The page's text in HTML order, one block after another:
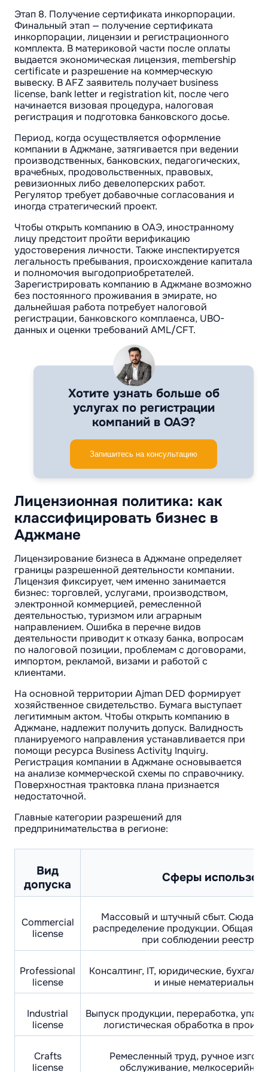
Этап 8. Получение сертификата инкорпорации.
Финальный этап — получение сертификата
инкорпорации, лицензии и регистрационного
комплекта. В материковой части после оплаты
выдается экономическая лицензия, membership
certificate и разрешение на коммерческую
вывеску. В AFZ заявитель получает business
license, bank letter и registration kit, после чего
начинается визовая процедура, налоговая
регистрация и подготовка банковского досье.
Период, когда осуществляется оформление
компании в Аджмане, затягивается при ведении
производственных, банковских, педагогических,
врачебных, продовольственных, правовых,
ревизионных либо девелоперских работ.
Регулятор требует добавочные согласования и
иногда стратегический проект.
Чтобы открыть компанию в ОАЭ, иностранному
лицу предстоит пройти верификацию
удостоверения личности. Также инспектируется
легальность пребывания, происхождение капитала
и полномочия выгодоприобретателей.
Зарегистрировать компанию в Аджмане возможно
без постоянного проживания в эмирате, но
дальнейшая работа потребует налоговой
регистрации, банковского комплаенса, UBO-
данных и оценки требований AML/CFT.
Хотите узнать больше об
услугах по регистрации
компаний в ОАЭ?
Запишитесь на консультацию
Лицензионная политика: как
классифицировать бизнес в
Аджмане
Лицензирование бизнеса в Аджмане определяет
границы разрешенной деятельности компании.
Лицензия фиксирует, чем именно занимается
бизнес: торговлей, услугами, производством,
электронной коммерцией, ремесленной
деятельностью, туризмом или аграрным
направлением. Ошибка в перечне видов
деятельности приводит к отказу банка, вопросам
по налоговой позиции, проблемам с договорами,
импортом, рекламой, визами и работой с
клиентами.
На основной территории Ajman DED формирует
хозяйственное свидетельство. Бумага выступает
легитимным актом. Чтобы открыть компанию в
Аджмане, надлежит получить допуск. Валидность
планируемого направления устанавливается при
помощи ресурса Business Activity Inquiry.
Регистрация компании в Аджмане основывается
на анализе коммерческой схемы по справочнику.
Поверхностная трактовка плана признается
недостаточной.
Главные категории разрешений для
предпринимательства в регионе:
Вид
допуска
Сферы
Commercial
license
Массовый и штучный сбыт. Сюда
распределение продукции. Общая
при соблюдении реестра
Professional
license
Консалтинг, IT, юридические,
и иные нематериальные
Industrial
license
Выпуск продукции, переработка,
логистическая обработка в
Crafts
license
Ремесленный труд, ручное
обслуживание,